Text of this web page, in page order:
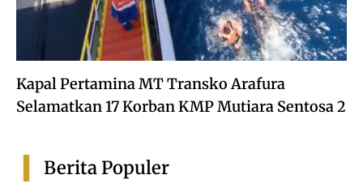
Kapal Pertamina MT Transko Arafura
Selamatkan 17 Korban KMP Mutiara Sentosa 2
Berita Populer